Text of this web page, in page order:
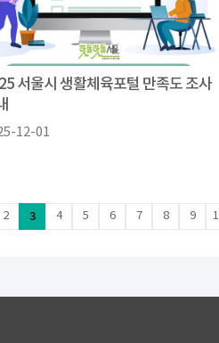
서울시 생활체육포털 만족도 조사
12-01
2 3 4 5 6 7 8 9